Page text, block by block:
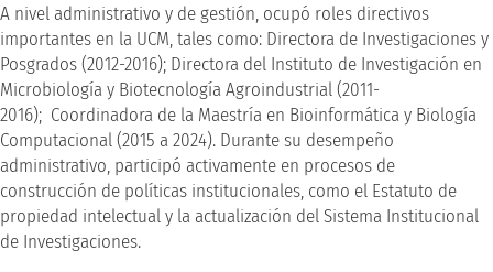
A nivel administrativo y de gestión, ocupó roles directivos
importantes en la UCM, tales como: Directora de Investigaciones y
Posgrados (2012-2016); Directora del Instituto de Investigación en
Microbiología y Biotecnología Agroindustrial (2011-
2016); Coordinadora de la Maestría en Bioinformática y Biología
Computacional (2015 a 2024). Durante su desempeño
administrativo, participó activamente en procesos de
construcción de políticas institucionales, como el Estatuto de
propiedad intelectual y la actualización del Sistema Institucional
de Investigaciones.